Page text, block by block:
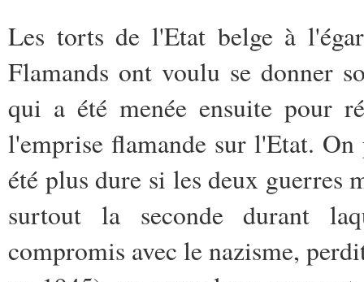
Les torts de l'Etat belge à
Flamands ont voulu se donner
qui a été menée ensuite pour
l'emprise flamande sur l'Etat.
été plus dure si les deux guerres
surtout la seconde durant
compromis avec le nazisme,